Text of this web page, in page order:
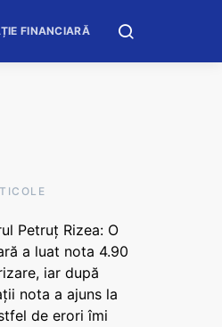
FINANCIARĂ
Petruț Rizea: O
a luat nota 4.90
iar după
nota a ajuns la
de erori îmi